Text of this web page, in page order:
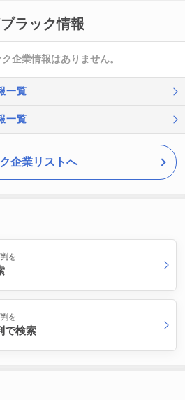
ラック情報
企業情報はありません。
一覧
一覧
企業リストへ
を
を
で検索